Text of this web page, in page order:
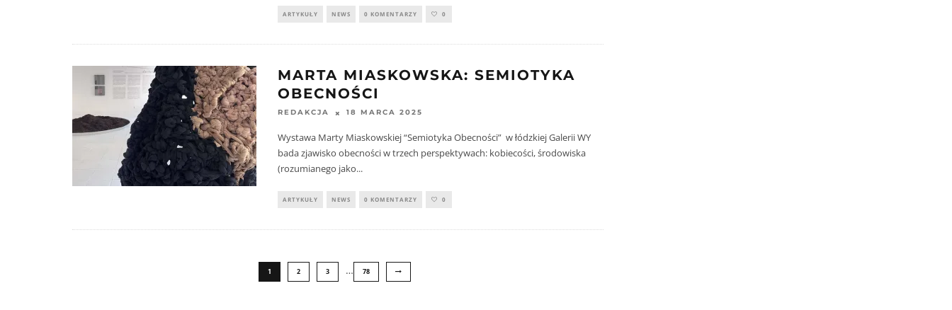
ARTYKUŁY NEWS 0 KOMENTARZY 0
MARTA MIASKOWSKA: SEMIOTYKA
OBECNOŚCI
REDAKCJA 18 MARCA 2025
Wystawa Marty Miaskowskiej “Semiotyka Obecności” w łódzkiej Galerii WY
bada zjawisko obecności w trzech perspektywach: kobiecości, środowiska
(rozumianego jako...
ARTYKUŁY NEWS 0 KOMENTARZY 0
1 2 3 … 78